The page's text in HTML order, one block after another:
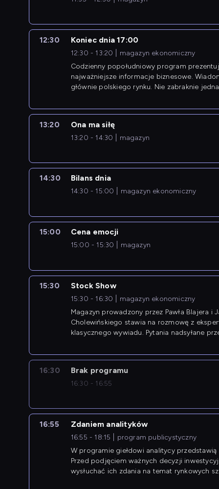
12:30 Koniec dnia 17:00
12:30 - 13:20
magazyn ekonomiczny
Codzienny popołudniowy program
najważniejsze informacje biznesowe.
głównie polskiego rynku. Nie zabraknie
13:20 Ona ma siłę
13:20 - 14:30 magazyn
14:30 Bilans dnia
14:30 - 15:00 magazyn ekonomiczny
15:00 Cena emocji
15:00 - 15:30 magazyn
15:30 Stock Show
15:30 - 16:30
magazyn ekonomiczny
Magazyn prowadzony przez Pawła Blajera i
Cholewińskiego stawia na rozmowę z
klasycznego wywiadu. Pytania nadsyłane
16:30 Brak programu
16:30 - 16:55
16:55 Zdaniem analityków
16:55 - 18:15
program publicystyczny
W programie giełdowi analitycy
Przed podjęciem ważnych decyzji
wysłuchać ich zdania na temat rynkowych